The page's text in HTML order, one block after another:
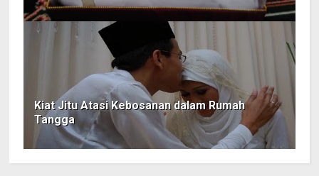
Kiat Jitu Atasi Kebosanan dalam Rumah
Tangga